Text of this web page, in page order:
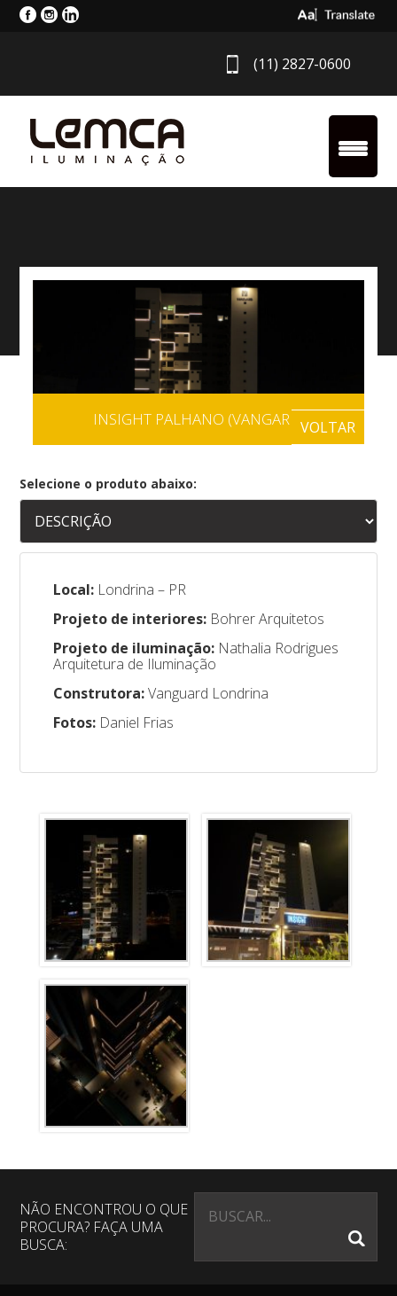
Select
(11) 2827-0600
INSIGHT PALHANO (VANGARD)VOLTAR
Selecione o produto abaixo:
Local: Londrina – PR
Projeto de interiores: Bohrer Arquitetos
Projeto de iluminação: Nathalia Rodrigues
Arquitetura de Iluminação
Construtora:Vanguard Londrina
Fotos: Daniel Frias
NÃO ENCONTROU O QUE
PROCURA? FAÇA UMA
BUSCA: